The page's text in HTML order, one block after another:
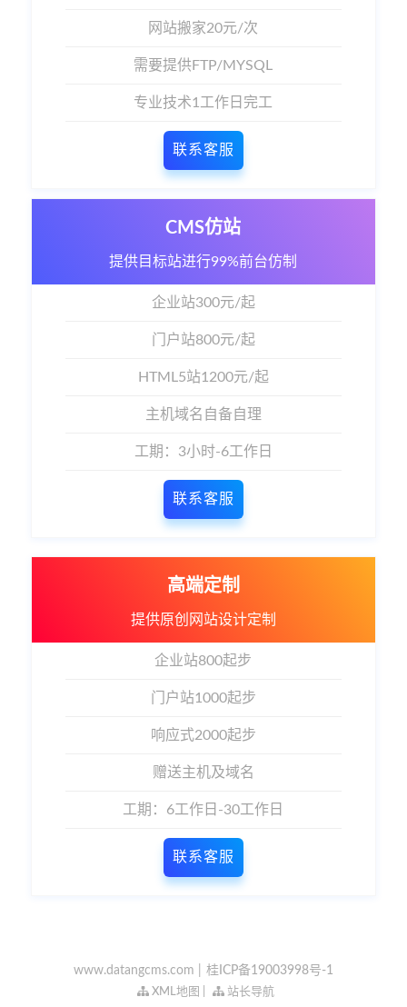
网站搬家20元/次
需要提供FTP/MYSQL
专业技术1工作日完工
联系客服
CMS仿站
提供目标站进行99%前台仿制
企业站300元/起
门户站800元/起
HTML5站1200元/起
主机域名自备自理
工期：3小时-6工作日
联系客服
高端定制
提供原创网站设计定制
企业站800起步
门户站1000起步
响应式2000起步
赠送主机及域名
工期：6工作日-30工作日
联系客服
www.datangcms.com | 桂ICP备19003998号-1
XML地图 站长导航